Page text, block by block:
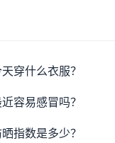
穿什么衣服？
容易感冒吗？
指数是多少？